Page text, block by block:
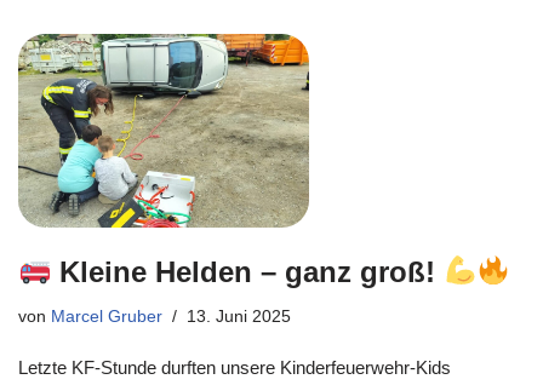
Kleine Helden – ganz groß!
von Marcel Gruber 13. Juni 2025
Letzte KF-Stunde durften unsere Kinderfeuerwehr-Kids